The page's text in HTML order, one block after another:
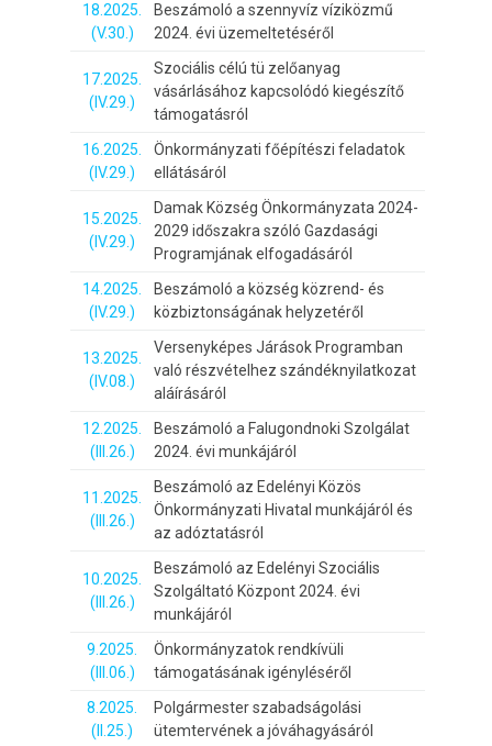
18.2025.
(V.30.)
Beszámoló a szennyvíz víziközmű
2024. évi üzemeltetéséről
17.2025.
(IV.29.)
Szociális célú tü zelőanyag
vásárlásához kapcsolódó kiegészítő
támogatásról
16.2025.
(IV.29.)
Önkormányzati főépítészi feladatok
ellátásáról
15.2025.
(IV.29.)
Damak Község Önkormányzata 2024-
2029 időszakra szóló Gazdasági
Programjának elfogadásáról
14.2025.
(IV.29.)
Beszámoló a község közrend- és
közbiztonságának helyzetéről
13.2025.
(IV.08.)
Versenyképes Járások Programban
való részvételhez szándéknyilatkozat
aláírásáról
12.2025.
(III.26.)
Beszámoló a Falugondnoki Szolgálat
2024. évi munkájáról
11.2025.
(III.26.)
Beszámoló az Edelényi Közös
Önkormányzati Hivatal munkájáról és
az adóztatásról
10.2025.
(III.26.)
Beszámoló az Edelényi Szociális
Szolgáltató Központ 2024. évi
munkájáról
9.2025.
(III.06.)
Önkormányzatok rendkívüli
támogatásának igényléséről
8.2025.
(II.25.)
Polgármester szabadságolási
ütemtervének a jóváhagyásáról